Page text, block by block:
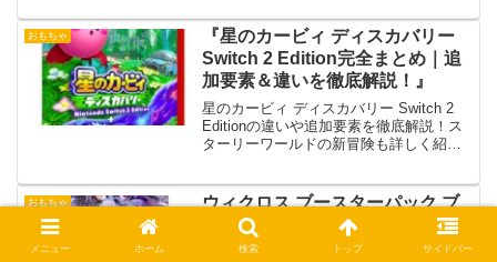
おもちゃ
『星のカービィ ディスカバリー
Switch 2 Edition完全まとめ｜追
加要素＆違いを徹底解説！』
星のカービィ ディスカバリー Switch 2
Editionの違いや追加要素を徹底解説！ス
ターリーワールドの新冒険も詳しく紹
おもちゃ
ウィクロス ブースターパック ブ
ルーアーカイブ SELECTOR
BOXの収録内容＆購入ガイド
メニュー ホーム 検索 トップ サイドバー